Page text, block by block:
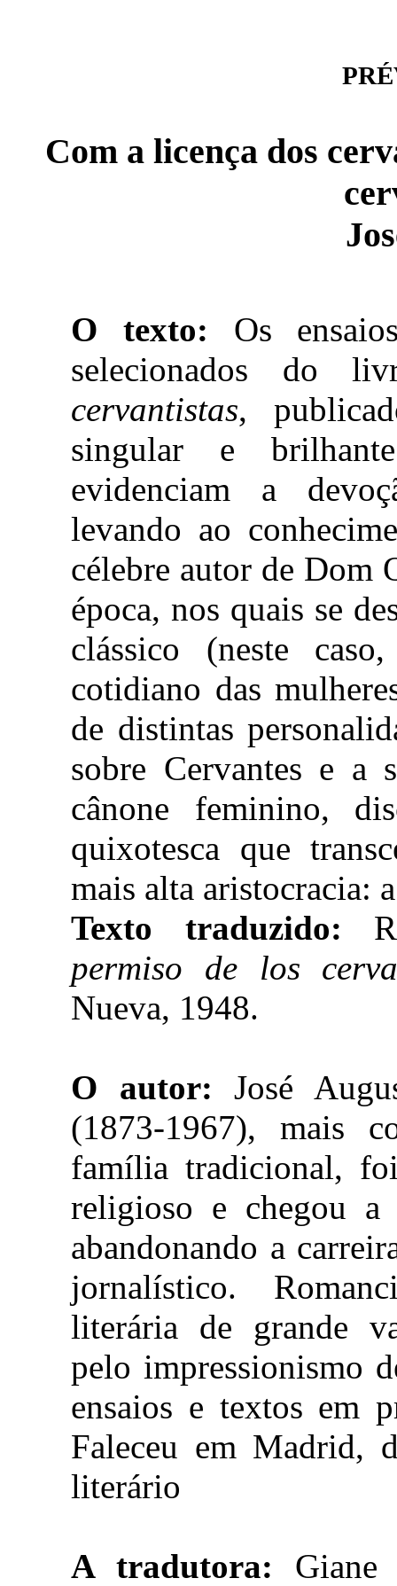
Com a licença dos
O texto: Os
selecionados do
cervantistas,
singular e
evidenciam a
levando ao
célebre autor de Dom
época, nos quais se
clássico (neste
cotidiano das
de distintas
sobre Cervantes e
cânone feminino,
quixotesca que
mais alta aristocracia:
Texto traduzido:
permiso de los
Nueva, 1948.
O autor: José
(1873-1967), mais
família tradicional,
religioso e chegou a
abandonando a
jornalístico.
literária de grande
pelo impressionismo
ensaios e textos em
Faleceu em Madrid,
literário
A tradutora: Giane